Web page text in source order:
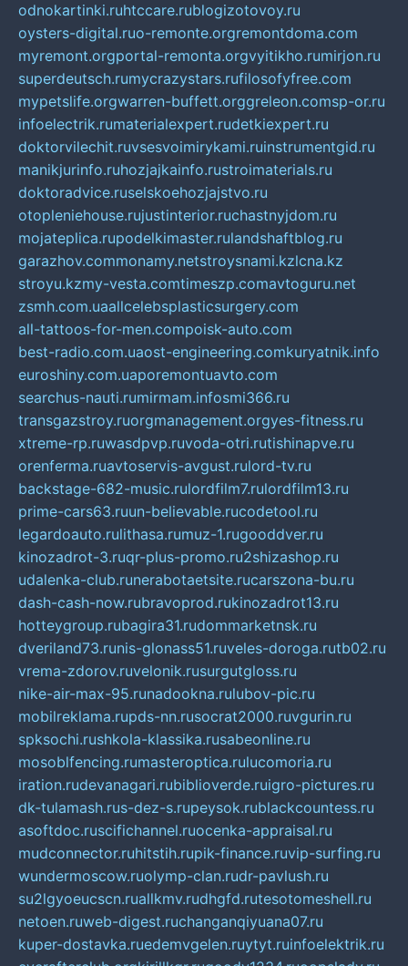
odnokartinki.ruhtccare.rublogizotovoy.ru
oysters-digital.ruo-remonte.orgremontdoma.com
myremont.orgportal-remonta.orgvyitikho.rumirjon.ru
superdeutsch.rumycrazystars.rufilosofyfree.com
mypetslife.orgwarren-buffett.orggreleon.comsp-or.ru
infoelectrik.rumaterialexpert.rudetkiexpert.ru
doktorvilechit.ruvsesvoimirykami.ruinstrumentgid.ru
manikjurinfo.ruhozjajkainfo.rustroimaterials.ru
doktoradvice.ruselskoehozjajstvo.ru
otopleniehouse.rujustinterior.ruchastnyjdom.ru
mojateplica.rupodelkimaster.rulandshaftblog.ru
garazhov.commonamy.netstroysnami.kzlcna.kz
stroyu.kzmy-vesta.comtimeszp.comavtoguru.net
zsmh.com.uaallcelebsplasticsurgery.com
all-tattoos-for-men.compoisk-auto.com
best-radio.com.uaost-engineering.comkuryatnik.info
euroshiny.com.uaporemontuavto.com
searchus-nauti.rumirmam.infosmi366.ru
transgazstroy.ruorgmanagement.orgyes-fitness.ru
xtreme-rp.ruwasdpvp.ruvoda-otri.rutishinapve.ru
orenferma.ruavtoservis-avgust.rulord-tv.ru
backstage-682-music.rulordfilm7.rulordfilm13.ru
prime-cars63.ruun-believable.rucodetool.ru
legardoauto.rulithasa.rumuz-1.rugooddver.ru
kinozadrot-3.ruqr-plus-promo.ru2shizashop.ru
udalenka-club.runerabotaetsite.rucarszona-bu.ru
dash-cash-now.rubravoprod.rukinozadrot13.ru
hotteygroup.rubagira31.rudommarketnsk.ru
dveriland73.runis-glonass51.ruveles-doroga.rutb02.ru
vrema-zdorov.ruvelonik.rusurgutgloss.ru
nike-air-max-95.runadookna.rulubov-pic.ru
mobilreklama.rupds-nn.rusocrat2000.ruvgurin.ru
spksochi.rushkola-klassika.rusabeonline.ru
mosoblfencing.rumasteroptica.rulucomoria.ru
iration.rudevanagari.rubiblioverde.ruigro-pictures.ru
dk-tulamash.rus-dez-s.rupeysok.rublackcountess.ru
asoftdoc.ruscifichannel.ruocenka-appraisal.ru
mudconnector.ruhitstih.rupik-finance.ruvip-surfing.ru
wundermoscow.ruolymp-clan.rudr-pavlush.ru
su2lgyoeucscn.ruallkmv.rudhgfd.rutesotomeshell.ru
netoen.ruweb-digest.ruchanganqiyuana07.ru
kuper-dostavka.ruedemvgelen.ruytyt.ruinfoelektrik.ru